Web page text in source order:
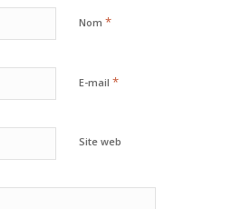
Nom *
E-mail *
Site web